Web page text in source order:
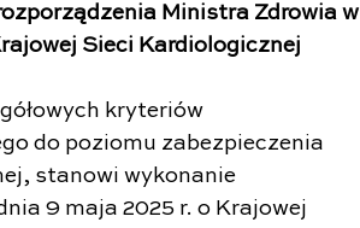
Ministra Zdrowia w
Sieci Kardiologicznej
kryteriów
do poziomu zabezpieczenia
stanowi wykonanie
9 maja 2025 r. o Krajowej